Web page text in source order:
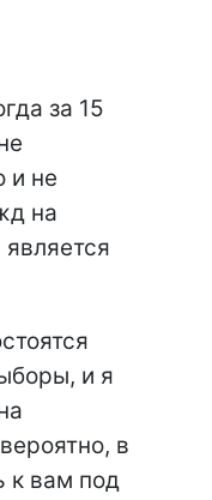
за 15
и не
на
и я
в
к вам под